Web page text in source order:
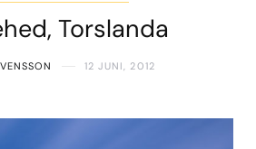
Torslanda
12 JUNI, 2012